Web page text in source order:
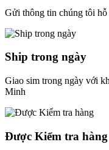
Gửi thông tin chúng tôi
Ship trong ngày
Giao sim trong ngày với
Minh
Được Kiểm tra hàng